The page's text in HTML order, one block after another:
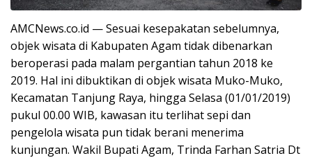
AMCNews.co.id — Sesuai kesepakatan sebelumnya,
objek wisata di Kabupaten Agam tidak dibenarkan
beroperasi pada malam pergantian tahun 2018 ke
2019. Hal ini dibuktikan di objek wisata Muko-Muko,
Kecamatan Tanjung Raya, hingga Selasa (01/01/2019)
pukul 00.00 WIB, kawasan itu terlihat sepi dan
pengelola wisata pun tidak berani menerima
kunjungan. Wakil Bupati Agam, Trinda Farhan Satria Dt